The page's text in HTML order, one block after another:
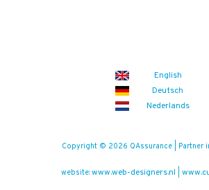
English
Deutsch
Nederlands
Copyright © 2026 QAssurance | Partner
website: www.web-designers.nl